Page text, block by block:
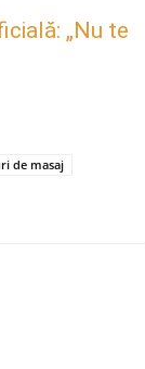
„Nu te
de masaj